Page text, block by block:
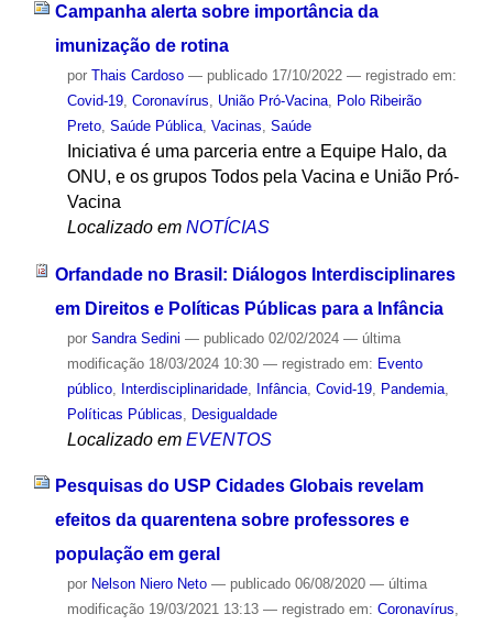
Campanha alerta sobre importância da
imunização de rotina
por Thais Cardoso — publicado17/10/2022 — registrado em:
Covid-19, Coronavírus União Pró-Vacina,
Polo Ribeirão
Preto, Saúde Pública, Vacinas Saúde
Iniciativa é uma parceria entre a Equipe Halo, da
ONU, e os grupos Todos pela Vacina e União Pró-
Vacina
Localizado em NOTÍCIAS
Orfandade no Brasil: Diálogos Interdisciplinares
em Direitos e Políticas Públicas para a Infância
por Sandra Sedini — publicado02/02/2024 — última
modificação18/03/2024 10:30 — registrado em: Evento
público, Interdisciplinaridade, Infância, Covid-19, Pandemia,
Políticas Públicas
Desigualdade
Localizado em EVENTOS
Pesquisas do USP Cidades Globais revelam
efeitos da quarentena sobre professores e
população em geral
por Nelson Niero Neto — publicado06/08/2020 — última
modificação19/03/2021 13:13 — registrado em: Coronavírus,